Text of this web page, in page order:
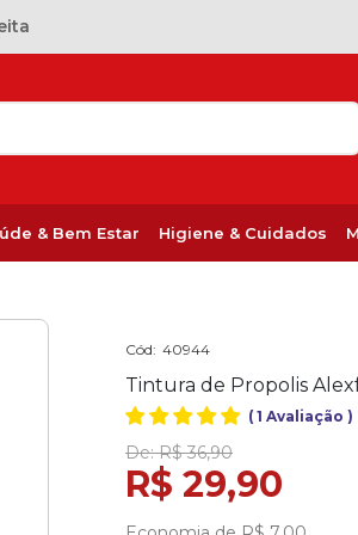
& Bem Estar Higiene & Cuidados
Cód: 40944
Tintura de Propolis
(1 Avaliação )
De:R$ 36,90
R$ 29,90